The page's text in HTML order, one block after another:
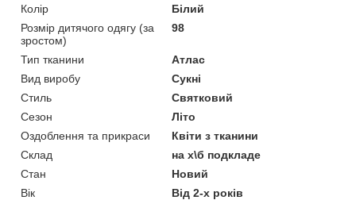
Колір
Білий
Розмір дитячого одягу (за
зростом)
98
Тип тканини
Атлас
Вид виробу
Сукні
Стиль
Святковий
Сезон
Літо
Оздоблення та прикраси
Квіти з тканини
Склад
на х\б подкладе
Стан
Новий
Вік
Від 2-х років